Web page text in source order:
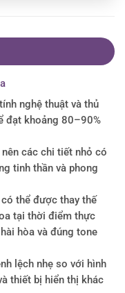
nghệ thuật và thủ
đạt khoảng 80–90%
các chi tiết nhỏ có
tinh thần và phong
thể được thay thế
tại thời điểm thực
hòa và đúng tone
lệch nhẹ so với hình
thiết bị hiển thị khác